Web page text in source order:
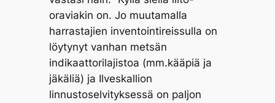
oraviakin on. Jo muutamalla
harrastajien inventointireissulla on
löytynyt vanhan metsän
indikaattorilajistoa (mm.kääpiä ja
jäkäliä) ja Ilveskallion
linnustoselvityksessä on paljon